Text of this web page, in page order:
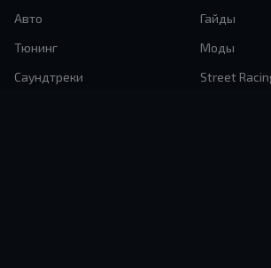
Авто
Гайды
Тюнинг
Моды
Саундтреки
Street